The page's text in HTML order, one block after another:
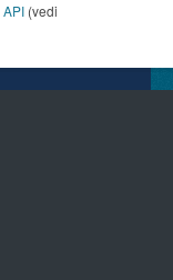
API (vedi